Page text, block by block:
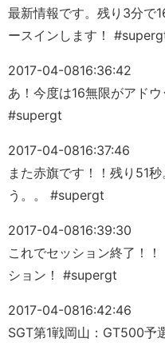
最新情報です。残り3分で
ースインします！
2017-04-0816:36:42
あ！今度は16無限がアド
#supergt
2017-04-0816:37:46
また赤旗です！！残り51
う。。 #supergt
2017-04-0816:39:30
これでセッション終了！
ション！ #supergt
2017-04-0816:42:46
SGT第1戦岡山：GT500予